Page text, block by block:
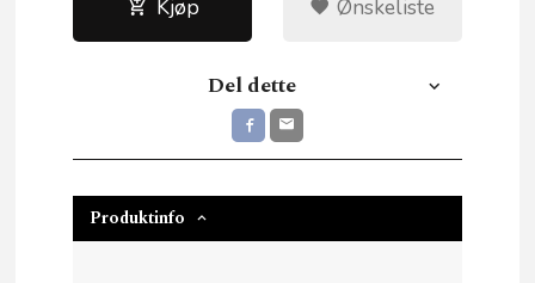
Kjøp Ønskeliste
Del dette
Produktinfo